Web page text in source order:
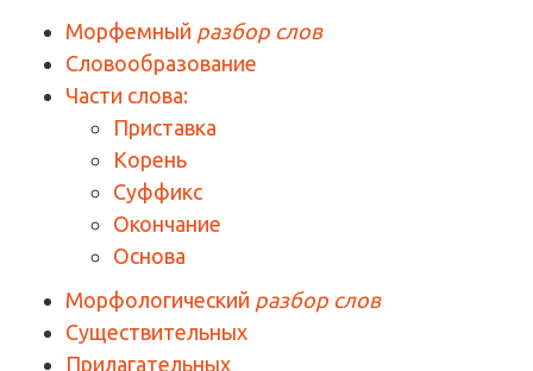
Морфемный разбор слов
Словообразование
Части слова:
Приставка
Корень
Суффикс
Окончание
Основа
Морфологический разбор слов
Существительных
Прилагательных